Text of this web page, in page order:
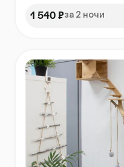
1 540 ₽за 2 ночи